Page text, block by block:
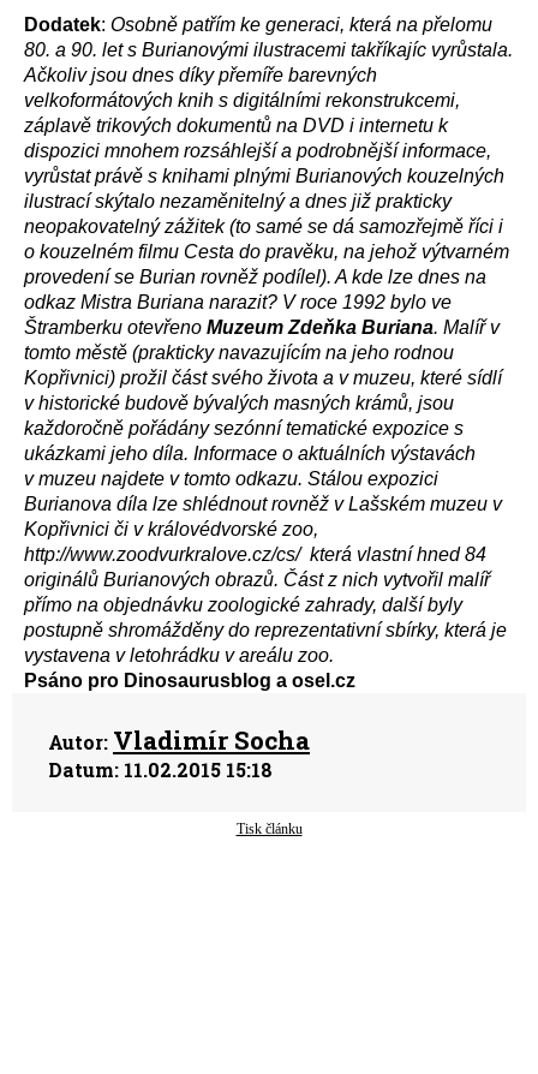
Dodatek: Osobně patřím ke generaci, která na přelomu
80. a 90. let s Burianovými ilustracemi takříkajíc vyrůstala.
Ačkoliv jsou dnes díky přemíře barevných
velkoformátových knih s digitálními rekonstrukcemi,
záplavě trikových dokumentů na DVD i internetu k
dispozici mnohem rozsáhlejší a podrobnější informace,
vyrůstat právě s knihami plnými Burianových kouzelných
ilustrací skýtalo nezaměnitelný a dnes již prakticky
neopakovatelný zážitek (to samé se dá samozřejmě říci i
o kouzelném filmu Cesta do pravěku, na jehož výtvarném
provedení se Burian rovněž podílel). A kde lze dnes na
odkaz Mistra Buriana narazit? V roce 1992 bylo ve
Štramberku otevřeno Muzeum Zdeňka Buriana. Malíř v
tomto městě (prakticky navazujícím na jeho rodnou
Kopřivnici) prožil část svého života a v muzeu, které sídlí
v historické budově bývalých masných krámů, jsou
každoročně pořádány sezónní tematické expozice s
ukázkami jeho díla. Informace o aktuálních výstavách
v muzeu najdete v tomto odkazu. Stálou expozici
Burianova díla lze shlédnout rovněž v Lašském muzeu v
Kopřivnici či v královédvorské zoo,
http://www.zoodvurkralove.cz/cs/ která vlastní hned 84
originálů Burianových obrazů. Část z nich vytvořil malíř
přímo na objednávku zoologické zahrady, další byly
postupně shromážděny do reprezentativní sbírky, která je
vystavena v letohrádku v areálu zoo.
Psáno pro Dinosaurusblog a osel.cz
Autor: Vladimír Socha
Datum: 11.02.2015 15:18
Tisk článku